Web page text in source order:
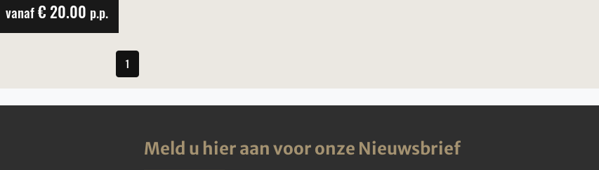
vanaf€ 20.00 p.p.
1
Meld u hier aan voor onze Nieuwsbrief